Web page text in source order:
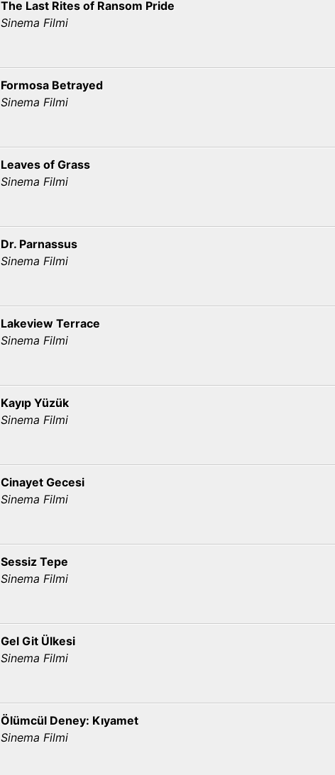
The Last Rites of Ransom Pride
Sinema Filmi
Formosa Betrayed
Sinema Filmi
Leaves of Grass
Sinema Filmi
Dr. Parnassus
Sinema Filmi
Lakeview Terrace
Sinema Filmi
Kayıp Yüzük
Sinema Filmi
Cinayet Gecesi
Sinema Filmi
Sessiz Tepe
Sinema Filmi
Gel Git Ülkesi
Sinema Filmi
Ölümcül Deney: Kıyamet
Sinema Filmi